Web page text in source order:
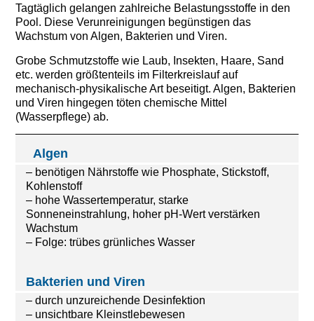
Tagtäglich gelangen zahlreiche Belastungsstoffe in den
Pool. Diese Verunreinigungen begünstigen das
Wachstum von Algen, Bakterien und Viren.
Grobe Schmutzstoffe wie Laub, Insekten, Haare, Sand
etc. werden größtenteils im Filterkreislauf auf
mechanisch-physikalische Art beseitigt. Algen, Bakterien
und Viren hingegen töten chemische Mittel
(Wasserpflege) ab.
Algen
– benötigen Nährstoffe wie Phosphate, Stickstoff,
Kohlenstoff
– hohe Wassertemperatur, starke
Sonneneinstrahlung, hoher pH-Wert verstärken
Wachstum
– Folge: trübes grünliches Wasser
Bakterien und Viren
– durch unzureichende Desinfektion
– unsichtbare Kleinstlebewesen